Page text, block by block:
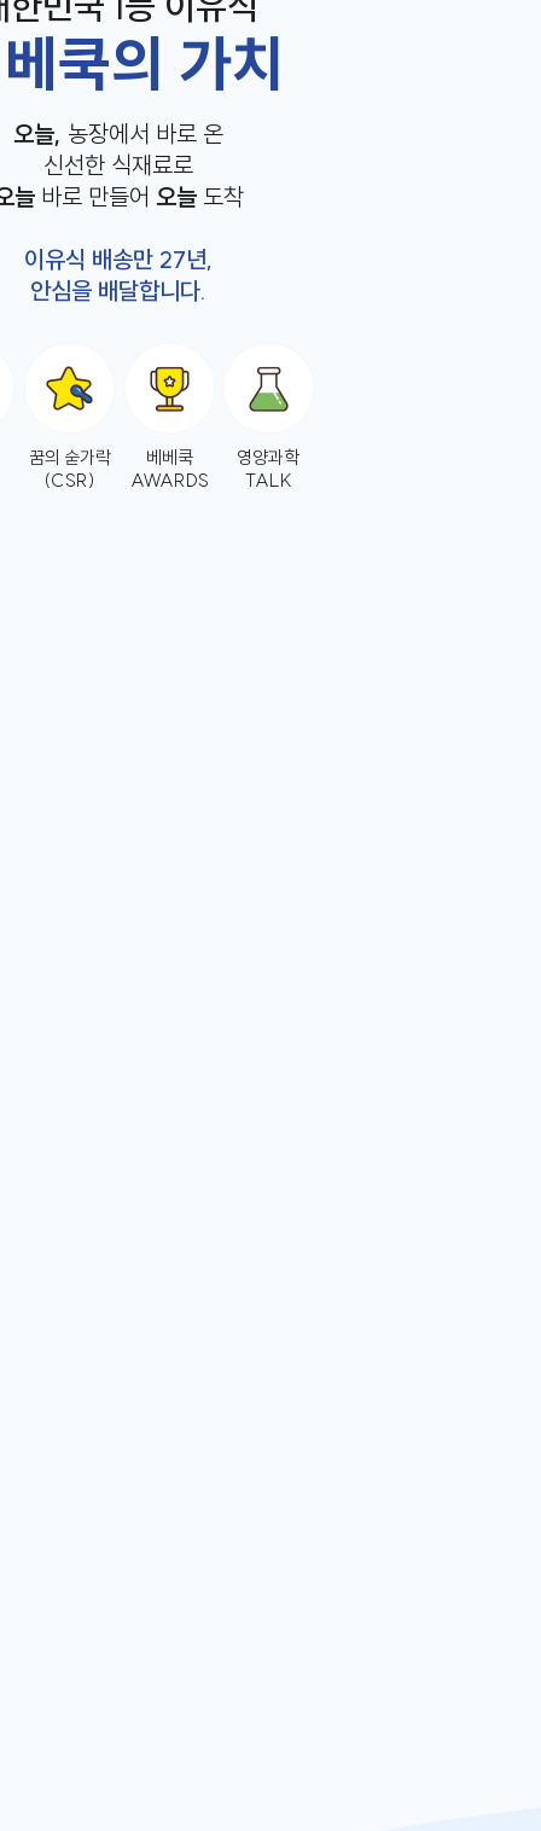
쿡의 가치
오늘, 농장에서 바로 온
신선한 식재료로
늘바로 만들어 오늘도착
이유식 배송만 27년,
안심을 배달합니다.
꿈의 숟가락
(CSR)
베베쿡
AWARDS
영양과학
TALK